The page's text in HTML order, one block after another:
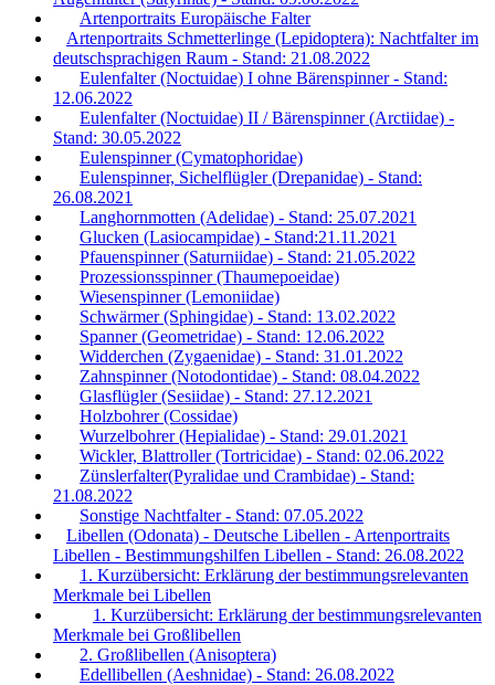
Artenportraits Europäische Falter
Artenportraits Schmetterlinge (Lepidoptera): Nachtfalter im
deutschsprachigen Raum - Stand: 21.08.2022
Eulenfalter (Noctuidae) I ohne Bärenspinner - Stand:
12.06.2022
Eulenfalter (Noctuidae) II / Bärenspinner (Arctiidae) -
Stand: 30.05.2022
Eulenspinner (Cymatophoridae)
Eulenspinner, Sichelflügler (Drepanidae) - Stand:
26.08.2021
Langhornmotten (Adelidae) - Stand: 25.07.2021
Glucken (Lasiocampidae) - Stand:21.11.2021
Pfauenspinner (Saturniidae) - Stand: 21.05.2022
Prozessionsspinner (Thaumepoeidae)
Wiesenspinner (Lemoniidae)
Schwärmer (Sphingidae) - Stand: 13.02.2022
Spanner (Geometridae) - Stand: 12.06.2022
Widderchen (Zygaenidae) - Stand: 31.01.2022
Zahnspinner (Notodontidae) - Stand: 08.04.2022
Glasflügler (Sesiidae) - Stand: 27.12.2021
Holzbohrer (Cossidae)
Wurzelbohrer (Hepialidae) - Stand: 29.01.2021
Wickler, Blattroller (Tortricidae) - Stand: 02.06.2022
Zünslerfalter(Pyralidae und Crambidae) - Stand:
21.08.2022
Sonstige Nachtfalter - Stand: 07.05.2022
Libellen (Odonata) - Deutsche Libellen - Artenportraits
Libellen - Bestimmungshilfen Libellen - Stand: 26.08.2022
1. Kurzübersicht: Erklärung der bestimmungsrelevanten
Merkmale bei Libellen
1. Kurzübersicht: Erklärung der bestimmungsrelevanten
Merkmale bei Großlibellen
2. Großlibellen (Anisoptera)
Edellibellen (Aeshnidae) - Stand: 26.08.2022